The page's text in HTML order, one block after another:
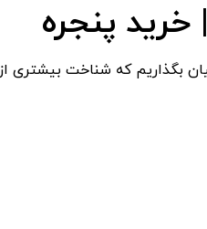
بگذاریم که شناخت بیشتری از